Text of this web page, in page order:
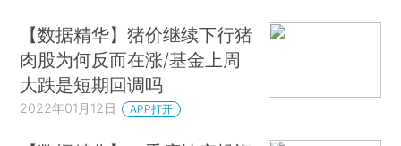
【数据精华】猪价继续下行猪
肉股为何反而在涨/基金上周
大跌是短期回调吗
2022年01月12日 APP打开